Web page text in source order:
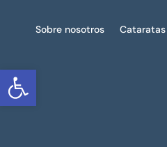
Abrir barra de herramientas
Sobre nosotros Cataratas